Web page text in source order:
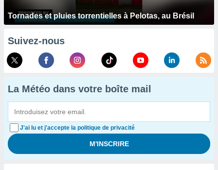
Tornades et pluies torrentielles à Pelotas, au Brésil
Suivez-nous
La Météo dans votre boîte mail
J'ai lu et j'accepte la politique de privacité